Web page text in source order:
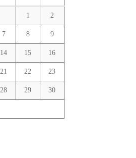
1 2
7 8 9
14 15 16
21 22 23
28 29 30